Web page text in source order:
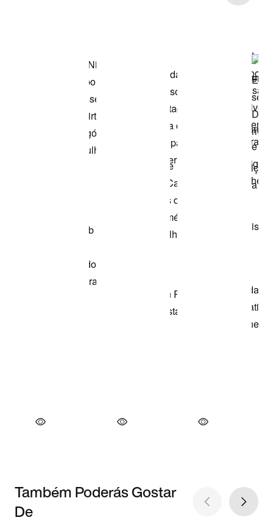
Também Poderás Gostar
De